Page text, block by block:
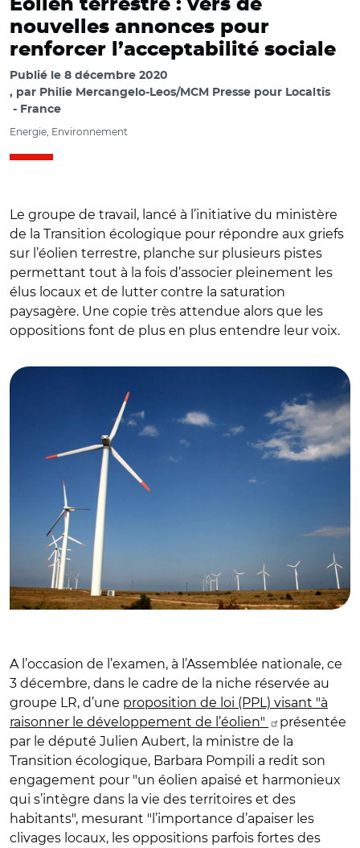
Eolien terrestre : vers de
nouvelles annonces pour
renforcer l’acceptabilité sociale
Publié le 8 décembre 2020
par Philie Mercangelo-Leos/MCM Presse pour Localtis
France
Energie, Environnement
Le groupe de travail, lancé à l’initiative du ministère
de la Transition écologique pour répondre aux griefs
sur l’éolien terrestre, planche sur plusieurs pistes
permettant tout à la fois d’associer pleinement les
élus locaux et de lutter contre la saturation
paysagère. Une copie très attendue alors que les
oppositions font de plus en plus entendre leur voix.
A l’occasion de l’examen, à l’Assemblée nationale, ce
3 décembre, dans le cadre de la niche réservée au
groupe LR, d’une proposition de loi (PPL) visant "à
raisonner le développement de l’éolien"
présentée
par le député Julien Aubert, la ministre de la
Transition écologique, Barbara Pompili a redit son
engagement pour "un éolien apaisé et harmonieux
qui s’intègre dans la vie des territoires et des
habitants", mesurant "l’importance d’apaiser les
clivages locaux, les oppositions parfois fortes des